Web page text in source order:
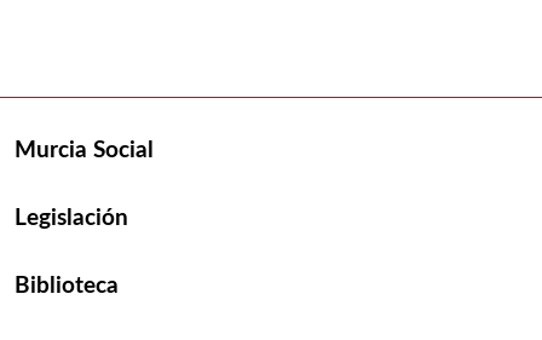
Murcia Social
Legislación
Biblioteca